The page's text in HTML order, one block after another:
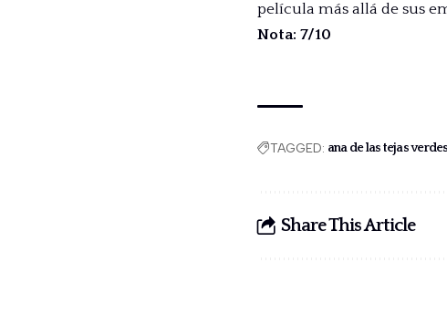
película más allá de sus
Nota: 7/10
TAGGED: ana de las tejas verdes
Share This Article